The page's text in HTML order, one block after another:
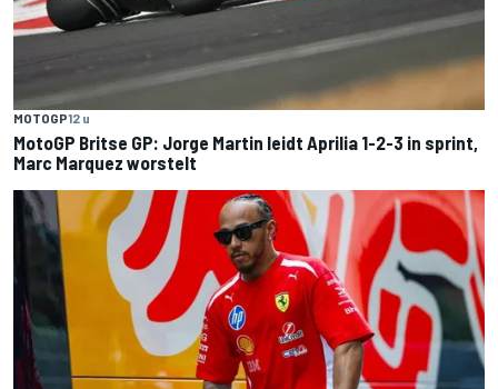
MOTOGP12 u
MotoGP Britse GP: Jorge Martin leidt Aprilia 1-2-3 in sprint,
Marc Marquez worstelt